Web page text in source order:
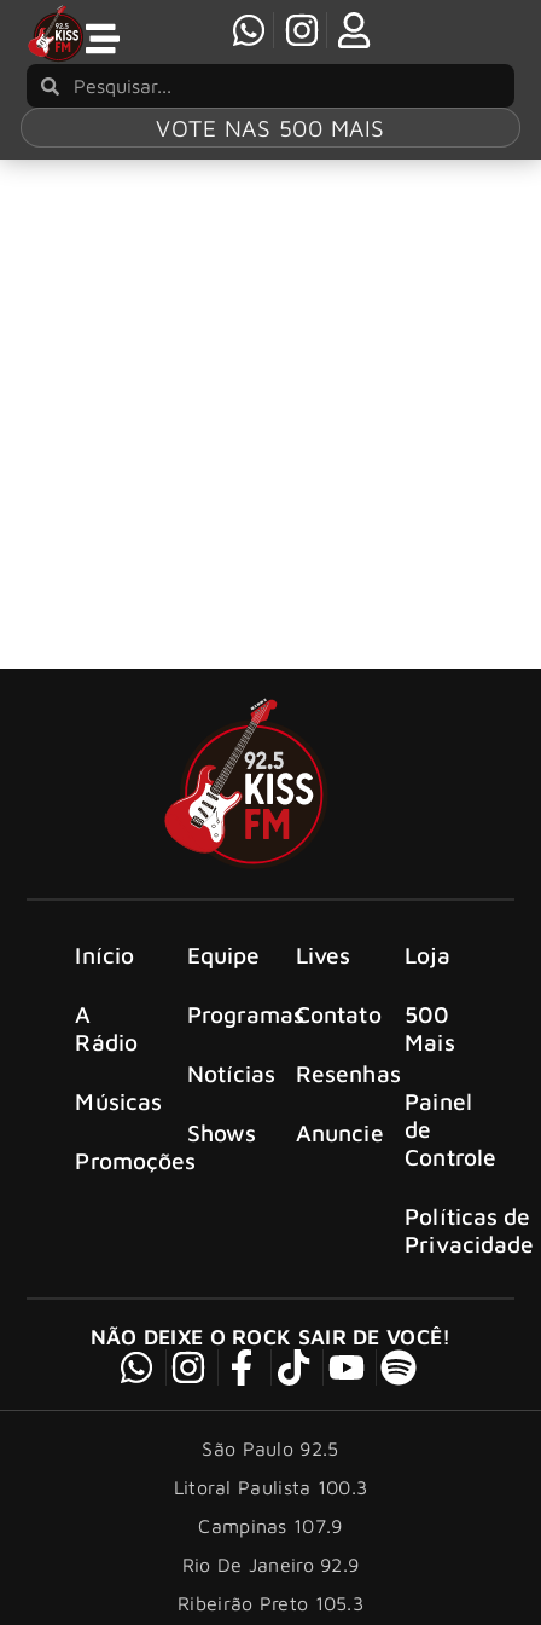
VOTE NAS 500 MAIS
Início
A
Rádio
Músicas
Promoções
Equipe
Programas
Notícias
Shows
Lives
Contato
Resenhas
Anuncie
Loja
500
Mais
Painel
de
Controle
Políticas de
Privacidade
NÃO DEIXE O ROCK SAIR DE VOCÊ!
São Paulo 92.5
Litoral Paulista 100.3
Campinas 107.9
Rio De Janeiro 92.9
Ribeirão Preto 105.3